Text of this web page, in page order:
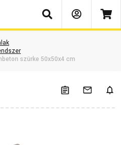
Keresés
szürke 50x50x4 cm
és válaszok Kapcsolódó cikkek